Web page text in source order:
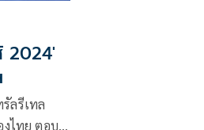
2024'
ลรีเทล
ไทย ตอบ